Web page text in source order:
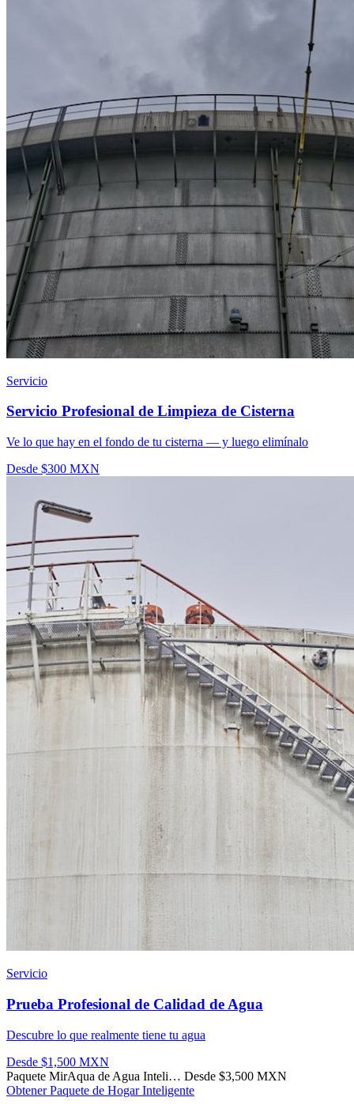
Servicio
Servicio Profesional de Limpieza de Cisterna
Ve lo que hay en el fondo de tu cisterna — y luego elimínalo
Desde $300 MXN
Servicio
Prueba Profesional de Calidad de Agua
Descubre lo que realmente tiene tu agua
Desde $1,500 MXN
Paquete MirAqua de Agua Inteli… Desde $3,500 MXN
Obtener Paquete de Hogar Inteligente